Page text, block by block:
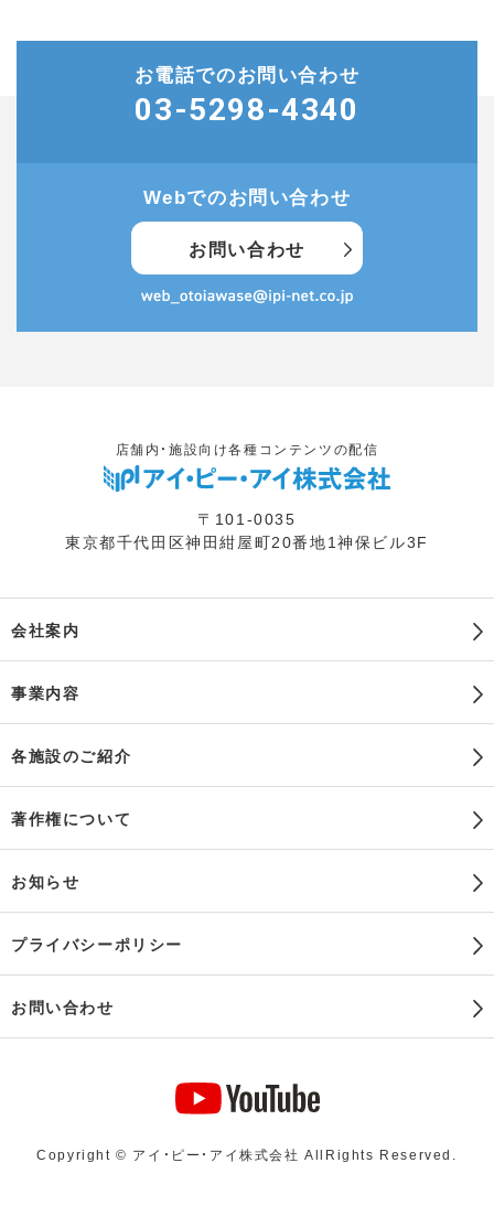
お電話でのお問い合わせ
03-5298-4340
Webでのお問い合わせ
お問い合わせ
店舗内・施設向け各種コンテンツの配信
〒101-0035
東京都千代田区神田紺屋町20番地1神保ビル3F
会社案内
事業内容
各施設のご紹介
著作権について
お知らせ
プライバシーポリシー
お問い合わせ
Copyright © アイ・ピー・アイ株式会社 AllRights Reserved.